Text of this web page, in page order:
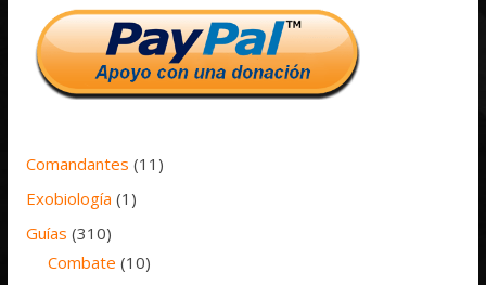
Comandantes (11)
Exobiología (1)
Guías (310)
Combate (10)